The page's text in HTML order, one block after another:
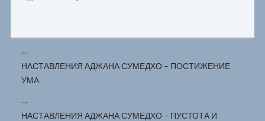
НАСТАВЛЕНИЯ АДЖАНА СУМЕДХО – ПОСТИЖЕНИЕ
УМА
НАСТАВЛЕНИЯ АДЖАНА СУМЕДХО – ПУСТОТА И